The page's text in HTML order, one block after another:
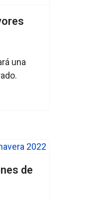
una
de